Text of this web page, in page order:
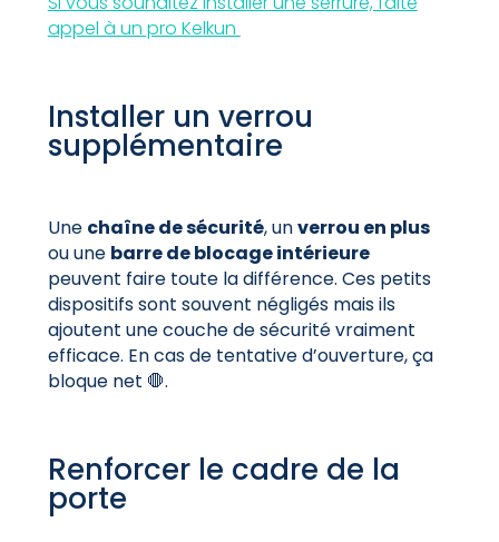
appel à un pro Kelkun
Installer un verrou
supplémentaire
Une chaîne de sécurité, unverrou en plus
ou une barre de blocage intérieure
peuvent faire toute la différence. Ces petits
dispositifs sont souvent négligés mais ils
ajoutent une couche de sécurité vraiment
efficace. En cas de tentative d’ouverture, ça
bloque net 🛑.
Renforcer le cadre de la
porte